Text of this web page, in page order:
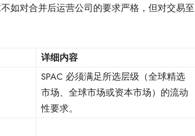
如对合并后运营公司的要求严格，但对交易至
详细内容
SPAC 必须满足所选层级（全球精选
市场、全球市场或资本市场）的流动
性要求。